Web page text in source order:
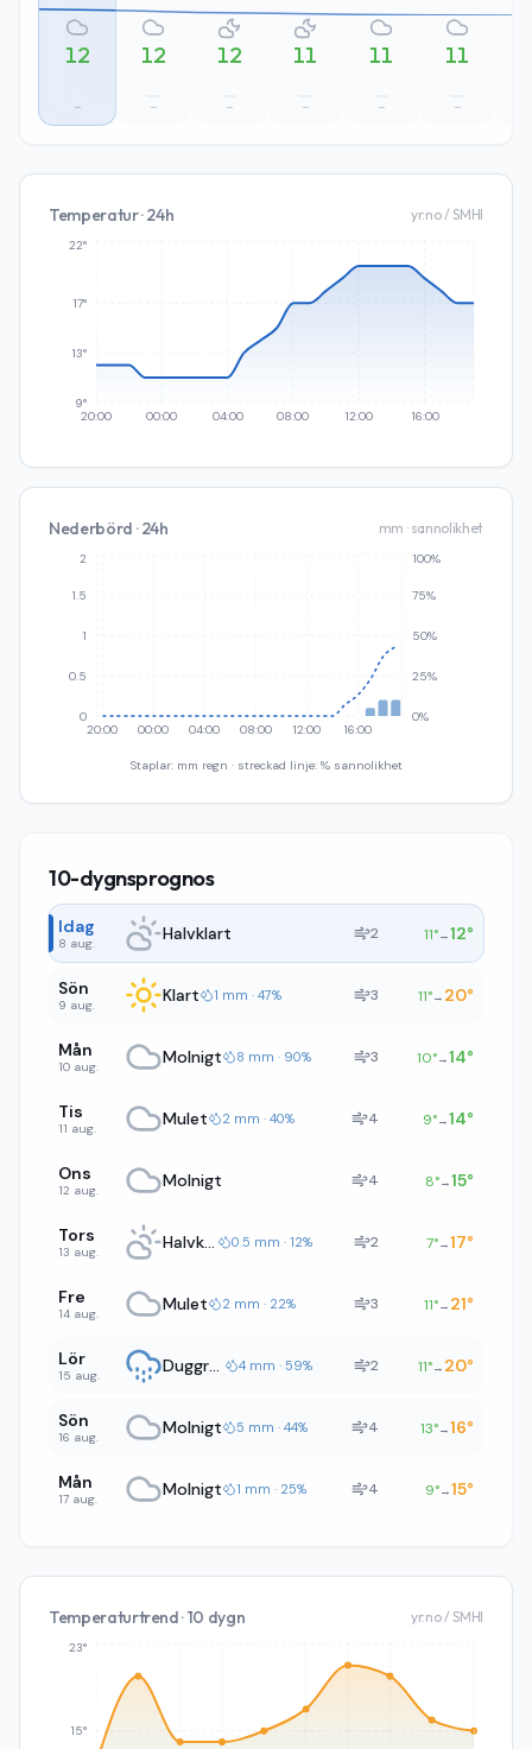
12
–
12
–
12
–
11
–
11
–
11
–
Temperatur · 24h yr.no / SMHI
20:00 00:00 04:00 08:00 12:00 16:00
9°
13°
17°
22°
Nederbörd · 24h mm · sannolikhet
20:00 00:00 04:00 08:00 12:00 16:00
0
0.5
1
1.5
2
0%
25%
50%
75%
100%
Staplar: mm regn · streckad linje: % sannolikhet
10-dygnsprognos
Idag
8 aug. Halvklart 2 11°→12°
Sön
9 aug. Klart 1 mm · 47% 3 11°→ 20°
Mån
10 aug. Molnigt 8 mm · 90% 3 10°→14°
Tis
11 aug. Mulet 2 mm · 40% 4 9°→14°
Ons
12 aug. Molnigt 4 8°→15°
Tors
13 aug. Halvklart 0.5 mm · 12% 2 7°→17°
Fre
14 aug. Mulet 2 mm · 22% 3 11°→ 21°
Lör
15 aug. Duggregn 4 mm · 59% 2 11°→ 20°
Sön
16 aug. Molnigt 5 mm · 44% 4 13°→16°
Mån
17 aug. Molnigt 1 mm · 25% 4 9°→15°
Temperaturtrend · 10 dygn yr.no / SMHI
15°
23°